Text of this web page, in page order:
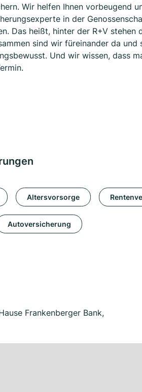
Wir helfen Ihnen vorbeugend
in der
Das heißt, hinter der R+V
sind wir füreinander da
Und wir wissen, dass
Altersvorsorge
Autoversicherung
Frankenberger Bank,